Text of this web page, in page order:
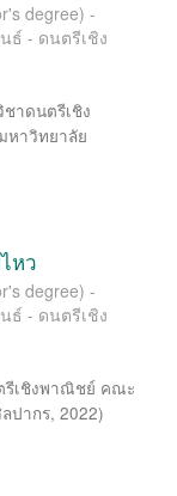
degree) -
ธ์ - ดนตรีเชิง
าดนตรีเชิง
าวิทยาลัย
หว
degree) -
ธ์ - ดนตรีเชิง
รีเชิงพาณิชย์ คณะ
ปากร, 2022)